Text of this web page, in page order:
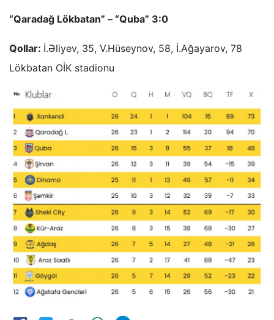
“Qaradağ Lökbatan” – “Quba” 3:0
Qollar: İ.Əliyev, 35, V.Hüseynov, 58, İ.Ağayarov, 78
Lökbatan OİK stadionu